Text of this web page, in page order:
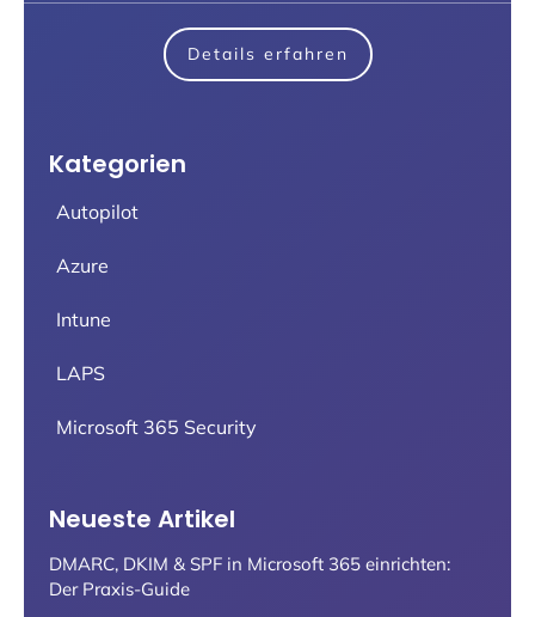
Details erfahren
Kategorien
Autopilot
Azure
Intune
LAPS
Microsoft 365 Security
Neueste Artikel
DMARC, DKIM & SPF in Microsoft 365 einrichten:
Der Praxis-Guide